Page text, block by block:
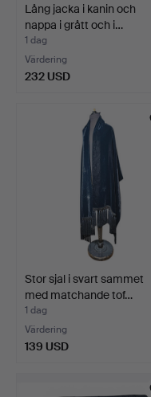
Lång jacka i kanin och
nappa i grått och i…
1 dag
Värdering
232 USD
Stor sjal i svart sammet
med matchande tof…
1 dag
Värdering
139 USD